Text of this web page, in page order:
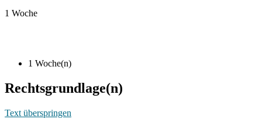
1 Woche
1 Woche(n)
Rechtsgrundlage(n)
Text überspringen